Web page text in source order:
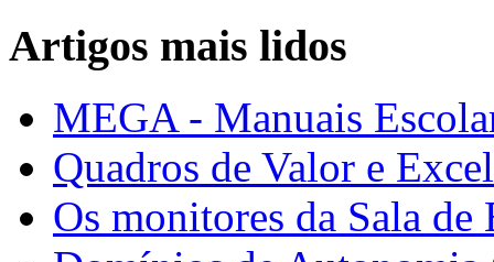
Artigos mais lidos
MEGA - Manuais
Quadros de Valor e
Os monitores da Sala de